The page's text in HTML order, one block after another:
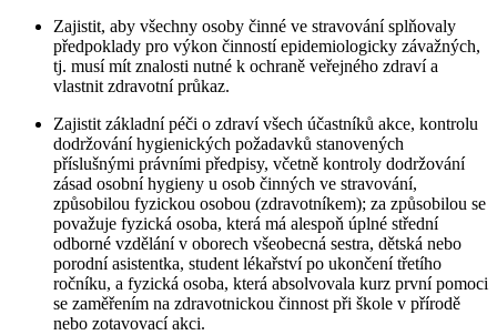
Zajistit, aby všechny osoby činné ve stravování splňovaly
předpoklady pro výkon činností epidemiologicky závažných,
tj. musí mít znalosti nutné k ochraně veřejného zdraví a
vlastnit zdravotní průkaz.
Zajistit základní péči o zdraví všech účastníků akce, kontrolu
dodržování hygienických požadavků stanovených
příslušnými právními předpisy, včetně kontroly dodržování
zásad osobní hygieny u osob činných ve stravování,
způsobilou fyzickou osobou (zdravotníkem); za způsobilou se
považuje fyzická osoba, která má alespoň úplné střední
odborné vzdělání v oborech všeobecná sestra, dětská nebo
porodní asistentka, student lékařství po ukončení třetího
ročníku, a fyzická osoba, která absolvovala kurz první pomoci
se zaměřením na zdravotnickou činnost při škole v přírodě
nebo zotavovací akci.